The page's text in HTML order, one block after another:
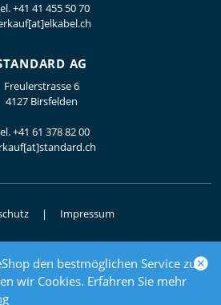
den bestmöglichen Service zu
wir Cookies. Erfahren Sie mehr
+41 41 455 50 70
AG
Freulerstrasse 6
4127 Birsfelden
+41 61 378 82 00
Impressum
Elektrogrosshandel
by polynorm